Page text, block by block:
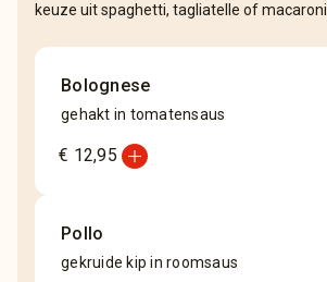
keuze uit spaghetti, tagliatelle of macaroni
Bolognese
gehakt in tomatensaus
€ 12,95 add_circle
Pollo
gekruide kip in roomsaus